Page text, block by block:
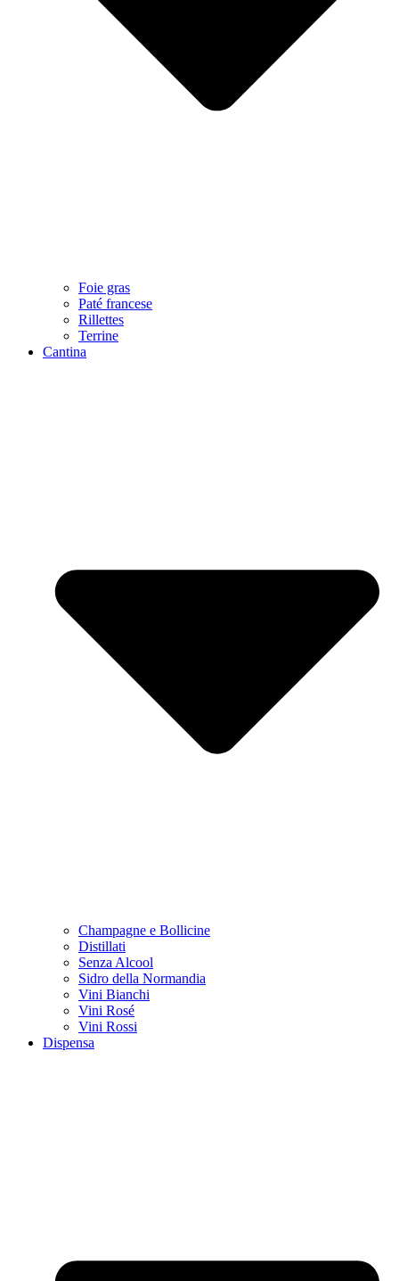
Foie gras
Paté francese
Rillettes
Terrine
Cantina
Champagne e Bollicine
Distillati
Senza Alcool
Sidro della Normandia
Vini Bianchi
Vini Rosé
Vini Rossi
Dispensa